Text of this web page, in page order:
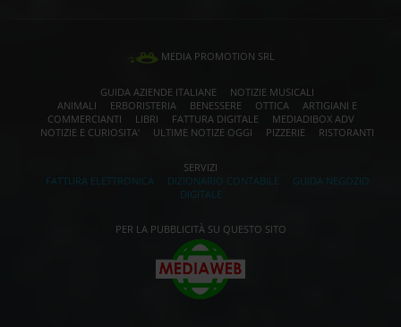
MEDIA PROMOTION SRL
GUIDA AZIENDE ITALIANE
NOTIZIE MUSICALI
ANIMALI
ERBORISTERIA BENESSERE OTTICA
ARTIGIANI E
COMMERCIANTI
LIBRI FATTURA DIGITALE
MEDIADIBOX ADV
NOTIZIE E CURIOSITA'
ULTIME NOTIZE OGGI PIZZERIE RISTORANTI
SERVIZI
FATTURA ELETTRONICA
DIZIONARIO CONTABILE
GUIDA NEGOZIO
DIGITALE
PER LA PUBBLICITÀ SU QUESTO SITO